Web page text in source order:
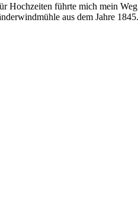
Hochzeiten führte mich mein
aus dem Jahre 1845.